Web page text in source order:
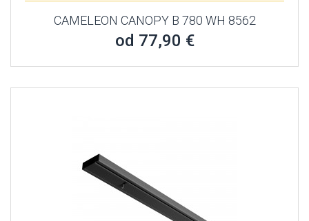
CAMELEON CANOPY B 780 WH 8562
od 77,90 €